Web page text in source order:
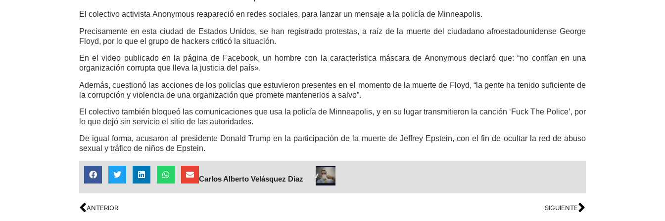
El colectivo activista Anonymous reapareció en redes sociales, para lanzar un mensaje a la policía de Minneapolis.
Precisamente en esta ciudad de Estados Unidos, se han registrado protestas, a raíz de la muerte del ciudadano afroestadounidense George
Floyd, por lo que el grupo de hackers criticó la situación.
En el video publicado en la página de Facebook, un hombre con la característica máscara de Anonymous declaró que: “no confían en una
organización corrupta que lleva la justicia del país».
Además, cuestionó las acciones de los policías que estuvieron presentes en el momento de la muerte de Floyd, “la gente ha tenido suficiente de
la corrupción y violencia de una organización que promete mantenerlos a salvo”.
El colectivo también bloqueó las comunicaciones que usa la policía de Minneapolis, y en su lugar transmitieron la canción ‘Fuck The Police’, por
lo que dejó sin servicio el sitio de las autoridades.
De igual forma, acusaron al presidente Donald Trump en la participación de la muerte de Jeffrey Epstein, con el fin de ocultar la red de abuso
sexual y tráfico de niños de Epstein.
Carlos Alberto Velásquez Diaz
ANTERIOR SIGUIENTE